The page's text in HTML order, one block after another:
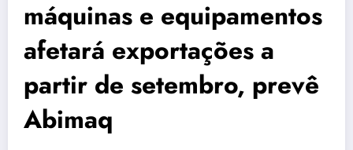
máquinas e equipamentos
afetará exportações a
partir de setembro, prevê
Abimaq